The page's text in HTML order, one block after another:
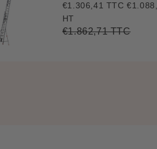
Prix
réduit
€1.306,41 TTC
HT
Prix
€1.862,71 TTC